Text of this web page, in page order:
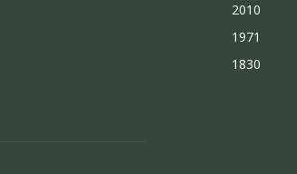
2010
1971
1830